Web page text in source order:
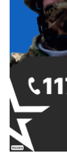
Реклама